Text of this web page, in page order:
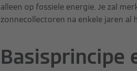
alleen op fossiele energie. Je zal
zonnecollectoren na enkele jaren al
Basisprincipe